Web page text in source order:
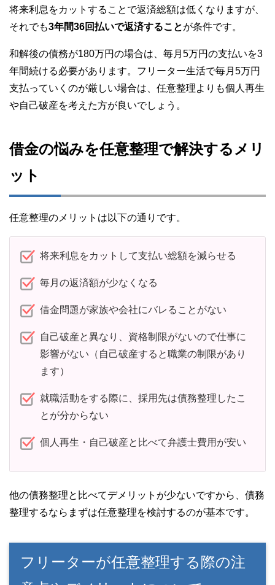
将来利息をカットすることで返済総額は低くなりますが、
それでも3年間36回払いで返済することが条件です。
和解後の債務が180万円の場合は、毎月5万円の支払いを3
年間続ける必要があります。フリーター生活で毎月5万円
支払っていくのが厳しい場合は、任意整理よりも個人再生
や自己破産を考えた方が良いでしょう。
借金の悩みを任意整理で解決するメリ
ット
任意整理のメリットは以下の通りです。
将来利息をカットして支払い総額を減らせる
毎月の返済額が少なくなる
借金問題が家族や会社にバレることがない
自己破産と異なり、資格制限がないので仕事に
影響がない（自己破産すると職業の制限があり
ます）
就職活動をする際に、採用先は債務整理したこ
とが分からない
個人再生・自己破産と比べて弁護士費用が安い
他の債務整理と比べてデメリットが少ないですから、債務
整理するならまずは任意整理を検討するのが基本です。
フリーターが任意整理する際の注